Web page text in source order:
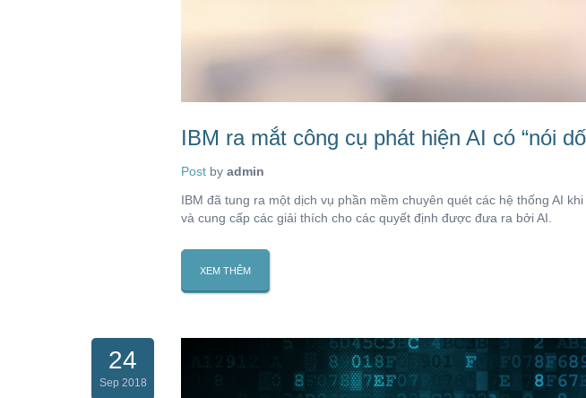
IBM ra mắt công cụ phát hiện AI có “nói
Post by admin
IBM đã tung ra một dịch vụ phần mềm chuyên quét các hệ thống AI
và cung cấp các giải thích cho các quyết định được đưa ra bởi AI.
XEM THÊM
24
Sep 2018